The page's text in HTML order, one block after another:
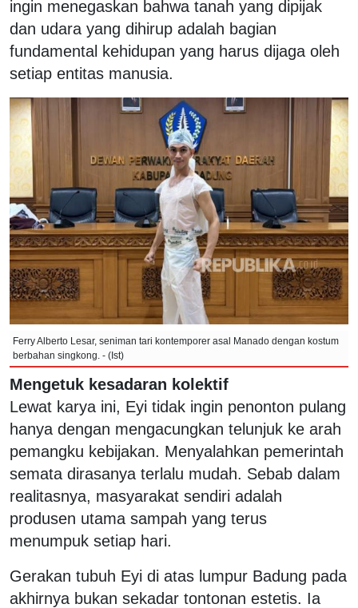
ingin menegaskan bahwa tanah yang dipijak
dan udara yang dihirup adalah bagian
fundamental kehidupan yang harus dijaga oleh
setiap entitas manusia.
Ferry Alberto Lesar, seniman tari kontemporer asal Manado dengan kostum
berbahan singkong. - (Ist)
Mengetuk kesadaran kolektif
Lewat karya ini, Eyi tidak ingin penonton pulang
hanya dengan mengacungkan telunjuk ke arah
pemangku kebijakan. Menyalahkan pemerintah
semata dirasanya terlalu mudah. Sebab dalam
realitasnya, masyarakat sendiri adalah
produsen utama sampah yang terus
menumpuk setiap hari.
Gerakan tubuh Eyi di atas lumpur Badung pada
akhirnya bukan sekadar tontonan estetis. Ia